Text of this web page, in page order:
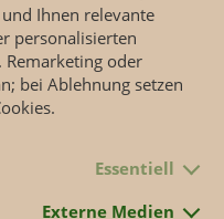
Corona-
stärksten betroffenen
Institutionen vor
Pandemie ist noch nicht
aufholen. Mit Blick auf die
Ihnen relevante
personalisierten
oder
bei Ablehnung setzen
Essentiell
Externe Medien